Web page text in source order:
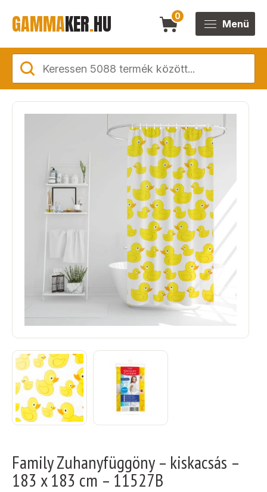
GAMMAKER.HU 0
Menü
Family Zuhanyfüggöny – kiskacsás –
183 x 183 cm – 11527B